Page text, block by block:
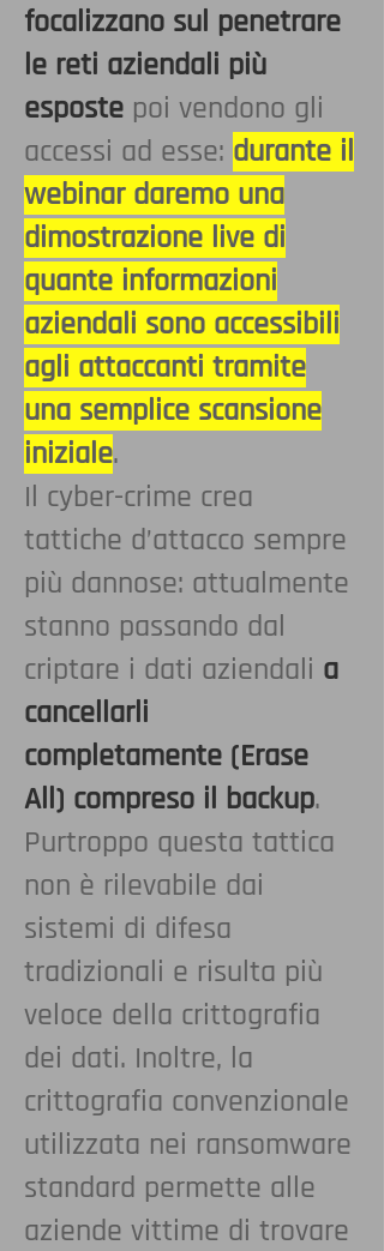
focalizzano sul penetrare
le reti aziendali più
esposte poi vendono gli
accessi ad esse: durante il
webinar daremo una
dimostrazione live di
quante informazioni
aziendali sono accessibili
agli attaccanti tramite
una semplice scansione
iniziale.
Il cyber-crime crea
tattiche d’attacco sempre
più dannose: attualmente
stanno passando dal
criptare i dati aziendali a
cancellarli
completamente (Erase
All) compreso il backup.
Purtroppo questa tattica
non è rilevabile dai
sistemi di difesa
tradizionali e risulta più
veloce della crittografia
dei dati. Inoltre, la
crittografia convenzionale
utilizzata nei ransomware
standard permette alle
aziende vittime di trovare